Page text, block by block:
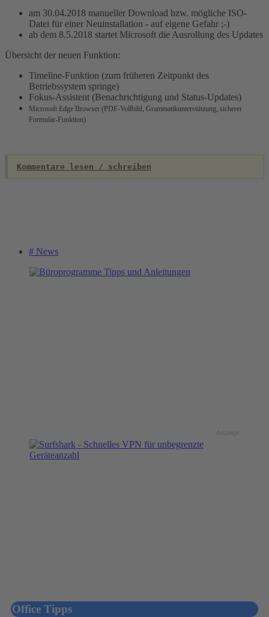
am 30.04.2018 manueller Download bzw. mögliche ISO-
Datei für einer Neuinstallation - auf eigene Gefahr ;-)
ab dem 8.5.2018 startet Microsoft die Ausrollung des Updates
Übersicht der neuen Funktion:
Timeline-Funktion (zum früheren Zeitpunkt des
Betriebssystem springe)
Fokus-Assistent (Benachrichtigung und Status-Updates)
Microsoft Edge Browser (PDF-Vollbild, Grammatikunterstützung, sicherer
Formular-Funktion)
Kommentare lesen / schreiben
# News
Office Tipps